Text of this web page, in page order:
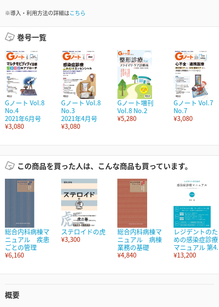
※導入・利用方法の詳細はこちら
巻号一覧
Gノート Vol.8
No.4
2021年6月号
¥3,080
Gノート Vol.8
No.3
2021年4月号
¥3,080
Gノート増刊
Vol.8 No.2
¥5,280
Gノート Vol.7
No.7
¥3,080
この商品を買った人は、こんな商品も買っています。
総合内科病棟マ
ニュアル 疾患
ごとの管理
¥6,160
ステロイドの虎
¥3,300
総合内科病棟マ
ニュアル 病棟
業務の基礎
¥4,840
レジデントのた
めの感染症診療
マニュアル 第
¥13,200
概要